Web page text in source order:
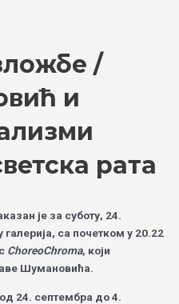
/
и
рата
је за суботу, 24.
са почетком у 20.22
ChoreoChroma, који
Шумановића.
24. септембра до 4.